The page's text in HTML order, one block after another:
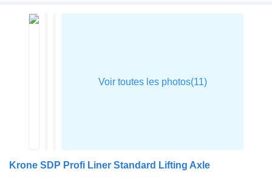
Krone SDP Profi Liner Standard Lifting Axle